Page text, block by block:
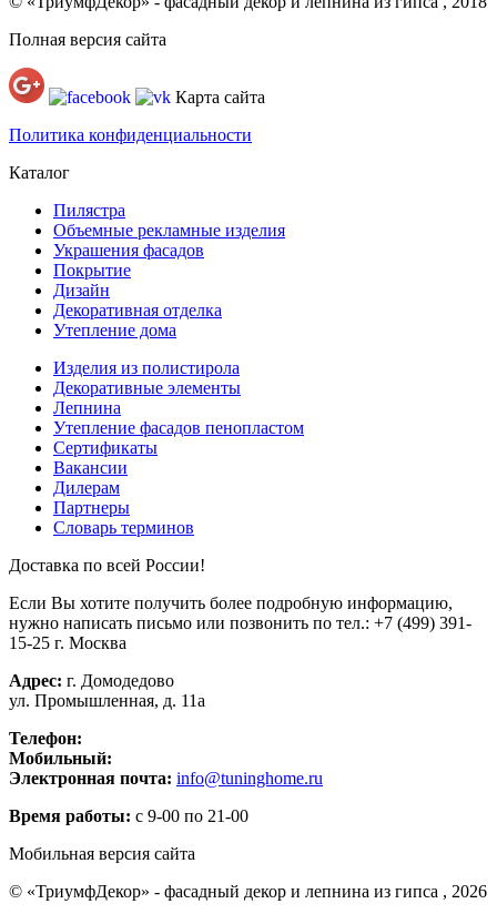
Полная версия сайта
Карта сайта
Политика конфиденциальности
Каталог
Пилястра
Объемные рекламные изделия
Украшения фасадов
Покрытие
Дизайн
Декоративная отделка
Утепление дома
Изделия из полистирола
Декоративные элементы
Лепнина
Утепление фасадов пенопластом
Сертификаты
Вакансии
Дилерам
Партнеры
Словарь терминов
Доставка по всей России!
Если Вы хотите получить более подробную информацию,
нужно написать письмо или позвонить по тел.: +7 (499) 391-
15-25 г. Москва
Адрес: г. Домодедово
ул. Промышленная, д. 11а
Телефон:
Мобильный:
Электронная почта: info@tuninghome.ru
Время работы: с 9-00 по 21-00
Мобильная версия сайта
© «ТриумфДекор» - фасадный декор и лепнина из гипса , 2026